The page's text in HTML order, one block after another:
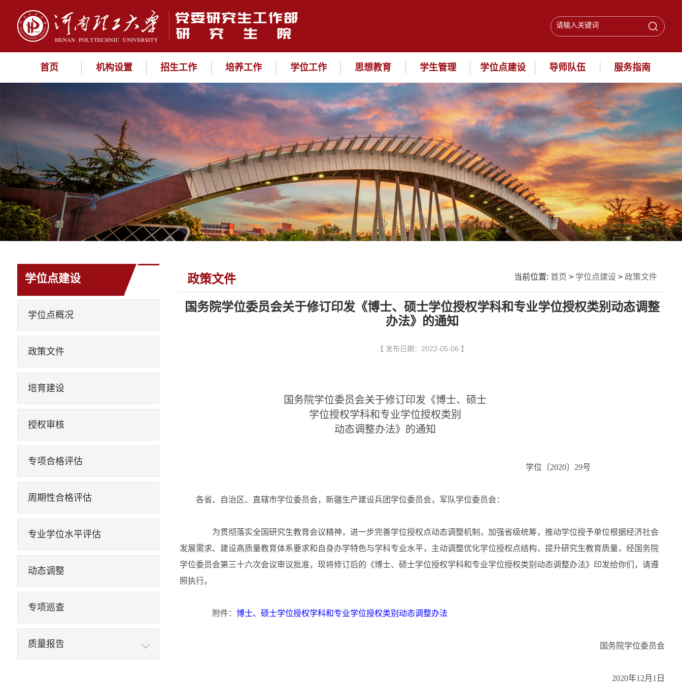
首页 机构设置 招生工作 培养工作 学位工作 思想教育 学生管理 学位点建设 导师队伍 服务指南
学位点建设
学位点概况
政策文件
培育建设
授权审核
专项合格评估
周期性合格评估
专业学位水平评估
动态调整
专项巡查
质量报告
政策文件 当前位置: 首页 > 学位点建设 >政策文件
国务院学位委员会关于修订印发《博士、硕士学位授权学科和专业学位授权类别动态调整
办法》的通知
【 发布日期：2022-05-06 】
国务院学位委员会关于修订印发《博士、硕士
学位授权学科和专业学位授权类别
动态调整办法》的通知
学位〔2020〕29号
各省、自治区、直辖市学位委员会，新疆生产建设兵团学位委员会，军队学位委员会：
为贯彻落实全国研究生教育会议精神，进一步完善学位授权点动态调整机制，加强省级统筹，推动学位授予单位根据经济社会
发展需求、建设高质量教育体系要求和自身办学特色与学科专业水平，主动调整优化学位授权点结构，提升研究生教育质量，经国务院
学位委员会第三十六次会议审议批准，现将修订后的《博士、硕士学位授权学科和专业学位授权类别动态调整办法》印发给你们，请遵
照执行。
附件： 博士、硕士学位授权学科和专业学位授权类别动态调整办法
国务院学位委员会
2020年12月1日